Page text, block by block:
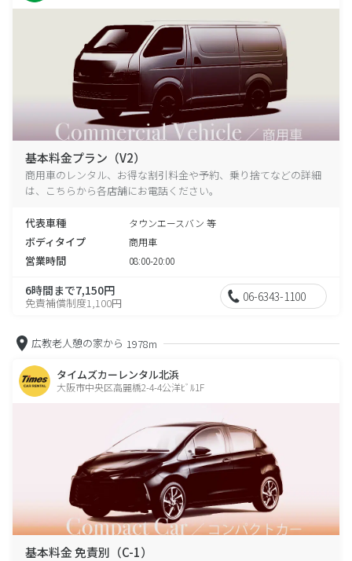
基本料金プラン（V2）
商用車のレンタル、お得な割引料金や予約、乗り捨てなどの詳細
は、こちらから各店舗にお電話ください。
代表車種 タウンエースバン 等
ボディタイプ 商用車
営業時間 08:00-20:00
6時間まで7,150円
免責補償制度1,100円 06-6343-1100
広教老人憩の家から 1978m
タイムズカーレンタル北浜
大阪市中央区高麗橋2-4-4公洋ﾋﾞﾙ1F
基本料金 免責別（C-1）